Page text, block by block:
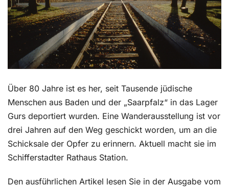
Über 80 Jahre ist es her, seit Tausende jüdische
Menschen aus Baden und der „Saarpfalz“ in das Lager
Gurs deportiert wurden. Eine Wanderausstellung ist vor
drei Jahren auf den Weg geschickt worden, um an die
Schicksale der Opfer zu erinnern. Aktuell macht sie im
Schifferstadter Rathaus Station.
Den ausführlichen Artikel lesen Sie in der Ausgabe vom